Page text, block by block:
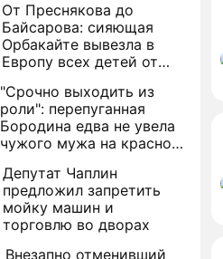
От Преснякова до
Байсарова: сияющая
Орбакайте вывезла в
Европу всех детей от
"Срочно выходить из
роли": перепуганная
Бородина едва не увела
чужого мужа на красной
Депутат Чаплин
предложил запретить
мойку машин и
торговлю во дворах
Внезапно отменивший